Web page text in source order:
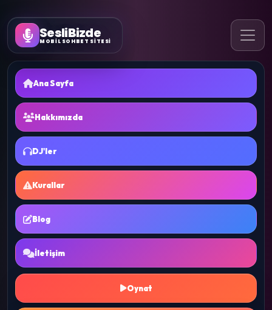
SesliBizde
MOBİL SOHBET SİTESİ
Ana Sayfa
Hakkımızda
DJ'ler
Kurallar
Blog
İletişim
Oynat